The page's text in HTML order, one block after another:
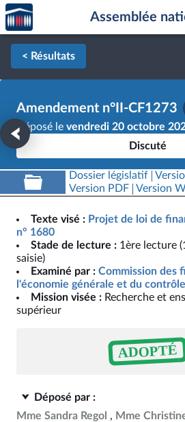
Aller au contenu
Aller en bas de la page
Accèder
à la
page
d'accueil
Assemblée
< Résultats
Amendement n°II-CF1273
Déposé le vendredi 20 octobre
Discuté
Dossier législatif
Version PDF
Version
Texte visé : Projet de loi de
n° 1680
Stade de lecture : 1ère lecture
saisie)
Examiné par : Commission des
l'économie générale et du
Mission visée : Recherche et
supérieur
ADOPTÉ
Déposé par :
Mme Sandra Regol
Mme